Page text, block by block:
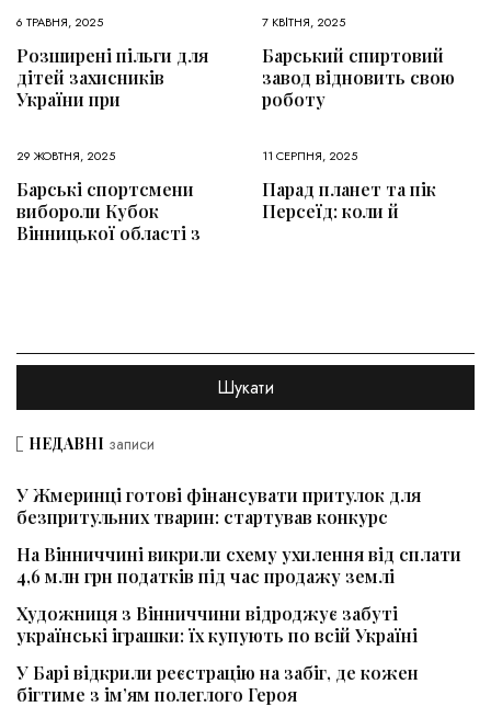
6 ТРАВНЯ, 2025
Розширені пільги для
дітей захисників
України при
7 КВІТНЯ, 2025
Барський спиртовий
завод відновить свою
роботу
29 ЖОВТНЯ, 2025
Барські спортсмени
вибороли Кубок
Вінницької області з
11 СЕРПНЯ, 2025
Парад планет та пік
Персеїд: коли й
НЕДАВНІ записи
У Жмеринці готові фінансувати притулок для
безпритульних тварин: стартував конкурс
На Вінниччині викрили схему ухилення від сплати
4,6 млн грн податків під час продажу землі
Художниця з Вінниччини відроджує забуті
українські іграшки: їх купують по всій Україні
У Барі відкрили реєстрацію на забіг, де кожен
бігтиме з ім’ям полеглого Героя